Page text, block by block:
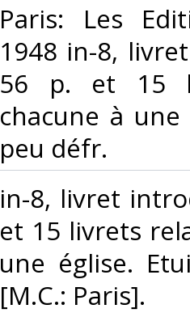
‎Paris: Les
1948 in-8,
56 p. et 15
chacune à
peu défr.‎
‎in-8, livret
et 15 livrets
une église.
[M.C.: Paris].‎